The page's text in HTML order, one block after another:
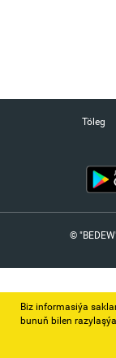
Töleg
©
Biz informasiýa
bunuň bilen